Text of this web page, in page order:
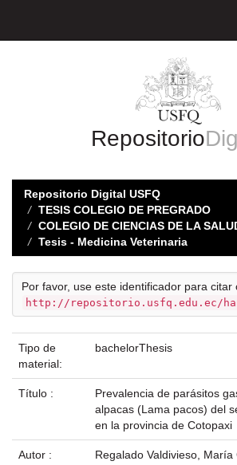
Repositorio
Repositorio Digital USFQ
TESIS COLEGIO DE PREGRADO
COLEGIO DE CIENCIAS DE LA
Tesis - Medicina Veterinaria
Por favor, use este identificador para
http://repositorio.usfq.edu.ec/
Tipo de
material:
bachelorThesis
Título :
Prevalencia de parásitos
alpacas (Lama pacos) del
en la provincia de Cotopaxi
Autor : Regalado Valdivieso, María